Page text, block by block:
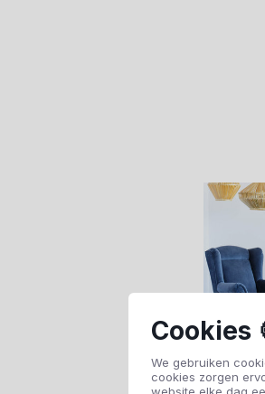
Cookies
We gebruiken
cookies zorgen